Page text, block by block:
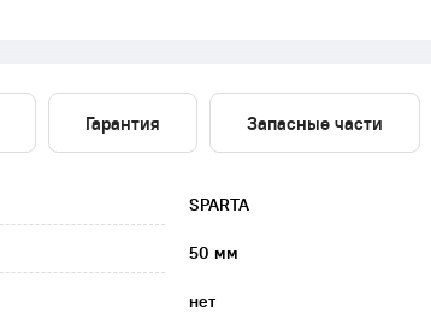
Гарантия Запасные части
SPARTA
50 мм
нет